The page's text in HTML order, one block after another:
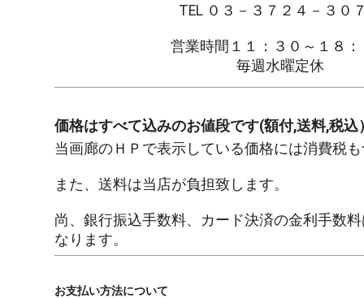
TEL ０３－３７２４－３０
営業時間１１：３０～１８：
毎週水曜定休
価格はすべて込みのお値段です(額付,送料,税込
当画廊のＨＰで表示している価格には消費税
また、送料は当店が負担致します。
尚、銀行振込手数料、カード決済の金利手数
なります。
お支払い方法について